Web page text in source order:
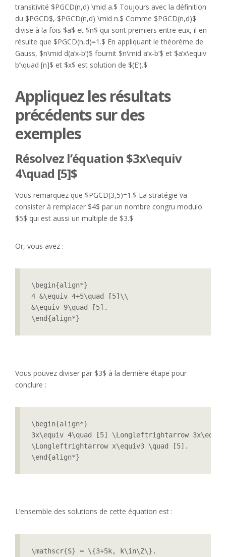
transitivité $PGCD(n,d) \mid a.$ Toujours avec la définition
du $PGCD$, $PGCD(n,d) \mid n.$ Comme $PGCD(n,d)$
divise à la fois $a$ et $n$ qui sont premiers entre eux, il en
résulte que $PGCD(n,d)=1.$ En appliquant le théorème de
Gauss, $n\mid d(a’x-b’)$ fournit $n\mid a’x-b’$ et $a’x\equiv
b’\quad [n]$ et $x$ est solution de $(E’).$
Appliquez les résultats
précédents sur des
exemples
Résolvez l’équation $3x\equiv
4\quad [5]$
Vous remarquez que $PGCD(3,5)=1.$ La stratégie va
consister à remplacer $4$ par un nombre congru modulo
$5$ qui est aussi un multiple de $3.$
Or, vous avez :
\begin{align*}
4 &\equiv 4+5\quad [5]\\
&\equiv 9\quad [5].
\end{align*}
Vous pouvez diviser par $3$ à la dernière étape pour
conclure :
\begin{align*}
3x\equiv 4\quad [5] \Longleftrightarrow
\Longleftrightarrow x\equiv3 \quad [5].
\end{align*}
L’ensemble des solutions de cette équation est :
\mathscr{S} = \{3+5k, k\in\Z\}.